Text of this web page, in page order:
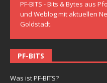
PF-BITS - Bits & Bytes aus
und Weblog mit aktuellen
Goldstadt.
PF-BITS
Was ist PF-BITS?